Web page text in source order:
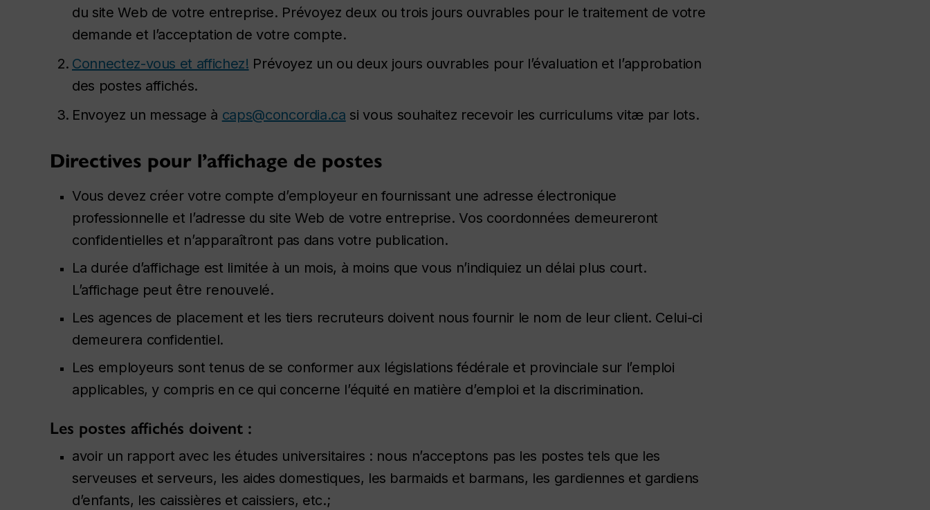
du site Web de votre entreprise. Prévoyez deux ou trois jours ouvrables pour le traitement de votre
demande et l’acceptation de votre compte.
Connectez-vous et affichez! Prévoyez un ou deux jours ouvrables pour l’évaluation et l’approbation
des postes affichés.
Envoyez un message à caps@concordia.ca si vous souhaitez recevoir les curriculums vitæ par lots.
Directives pour l’affichage de postes
Vous devez créer votre compte d’employeur en fournissant une adresse électronique
professionnelle et l’adresse du site Web de votre entreprise. Vos coordonnées demeureront
confidentielles et n’apparaîtront pas dans votre publication.
La durée d’affichage est limitée à un mois, à moins que vous n’indiquiez un délai plus court.
L’affichage peut être renouvelé.
Les agences de placement et les tiers recruteurs doivent nous fournir le nom de leur client. Celui-ci
demeurera confidentiel.
Les employeurs sont tenus de se conformer aux législations fédérale et provinciale sur l’emploi
applicables, y compris en ce qui concerne l’équité en matière d’emploi et la discrimination.
Les postes affichés doivent :
avoir un rapport avec les études universitaires : nous n’acceptons pas les postes tels que les
serveuses et serveurs, les aides domestiques, les barmaids et barmans, les gardiennes et gardiens
d’enfants, les caissières et caissiers, etc.;